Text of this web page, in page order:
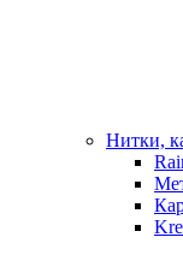
Нитки,